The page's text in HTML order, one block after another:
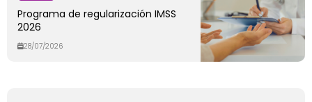
Programa de regularización IMSS
2026
28/07/2026